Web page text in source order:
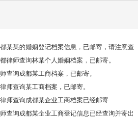
某某的婚姻登记档案信息，已邮寄，请注意查
律师查询林某个人婚姻档案，已邮寄。
查询成都某工商档案，已邮寄。
师查询某工商档案，已邮寄。
师查询成都某企业工商档案已经邮寄
查询成都某企业工商登记信息已经查询并寄出